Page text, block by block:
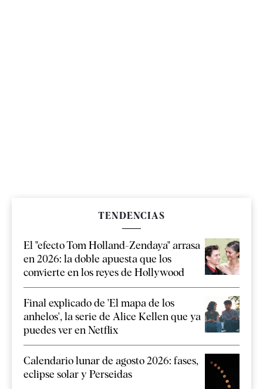
TENDENCIAS
El "efecto Tom Holland-Zendaya" arrasa
en 2026: la doble apuesta que los
convierte en los reyes de Hollywood
Final explicado de 'El mapa de los
anhelos', la serie de Alice Kellen que ya
puedes ver en Netflix
Calendario lunar de agosto 2026: fases,
eclipse solar y Perseidas